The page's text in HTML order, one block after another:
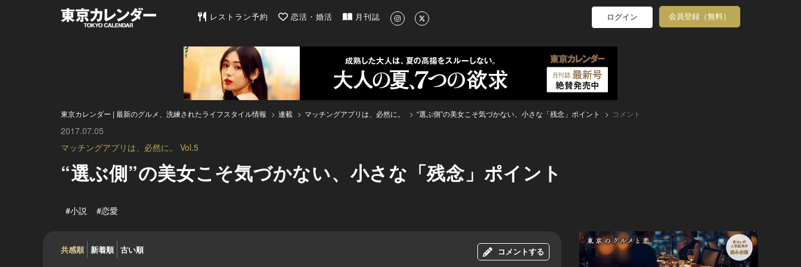
東京カレンダー | 最新のグルメ、洗練されたライフスタイル情報
レストラン予約 恋活・婚活 月刊誌 ログイン 会員登録（無料）
東京カレンダー | 最新のグルメ、洗練されたライフスタイル情報 連載 マッチングアプリは、必然に。 “選ぶ側”の美女こそ気づかない、小さな「残念」ポイント コメント
2017.07.05
マッチングアプリは、必然に。 Vol.5
“選ぶ側”の美女こそ気づかない、小さな「残念」ポイント
#小説 #恋愛
共感順 新着順 古い順 コメントする